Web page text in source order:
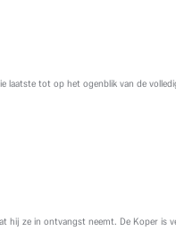
laatste tot op het ogenblik van de
hij ze in ontvangst neemt. De Koper